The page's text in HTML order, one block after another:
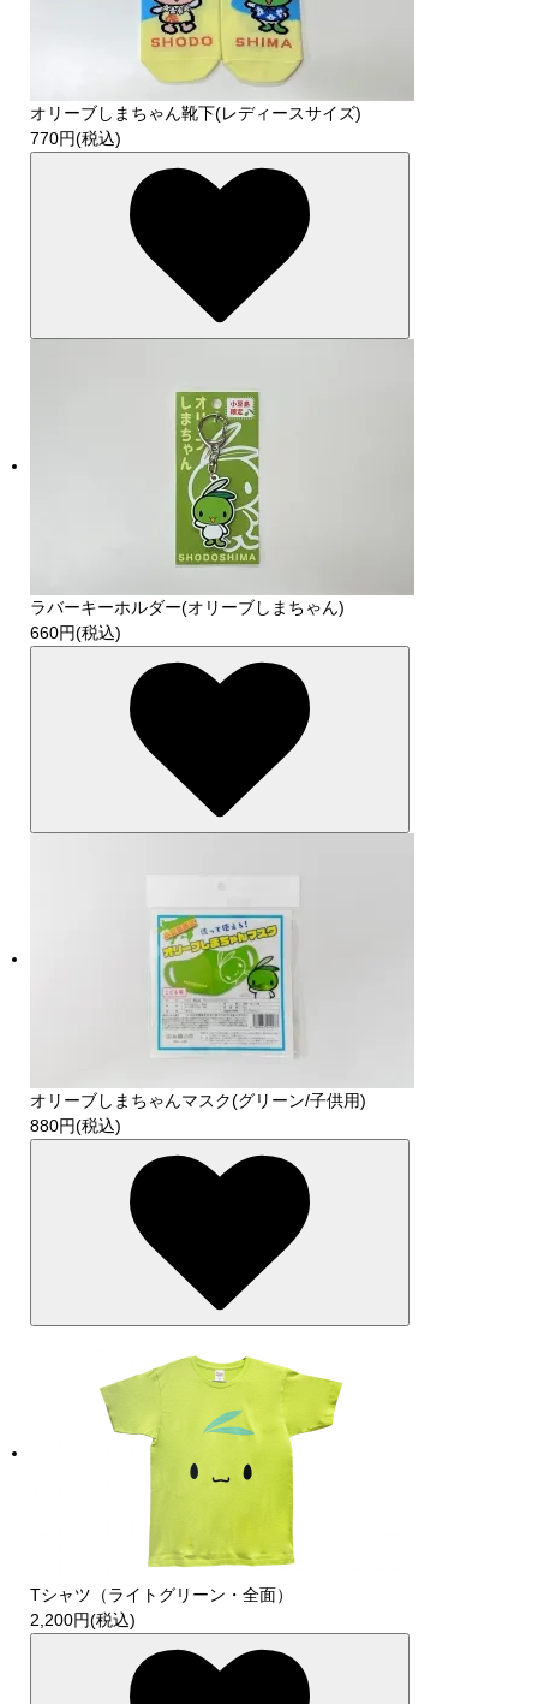
オリーブしまちゃん靴下(レディースサイズ)
770円(税込)
ラバーキーホルダー(オリーブしまちゃん)
660円(税込)
オリーブしまちゃんマスク(グリーン/子供用)
880円(税込)
Tシャツ（ライトグリーン・全面）
2,200円(税込)